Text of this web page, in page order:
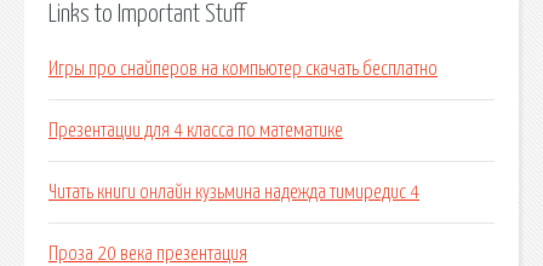
Links to Important Stuff
Игры про снайперов на компьютер скачать бесплатно
Презентации для 4 класса по математике
Читать книги онлайн кузьмина надежда тимиредис 4
Проза 20 века презентация